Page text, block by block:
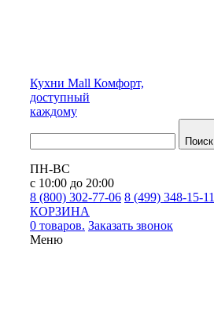
Кухни Mall Комфорт,
доступный
каждому
Поиск
ПН-ВС
с 10:00 до 20:00
8 (800) 302-77-06 8 (499) 348-15-11
КОРЗИНА
0 товаров. Заказать звонок
Меню